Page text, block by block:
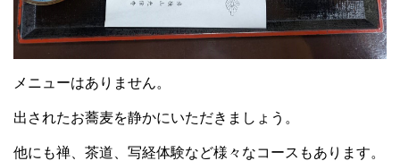
メニューはありません。
出されたお蕎麦を静かにいただきましょう。
他にも禅、茶道、写経体験など様々なコースもあります。